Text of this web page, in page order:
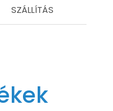
SZÁLLÍTÁS